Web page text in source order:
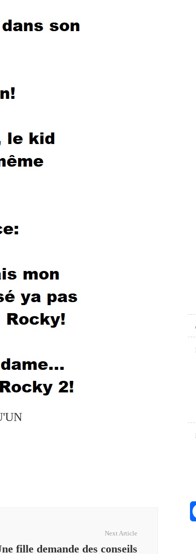
Next Article
fille demande des conseils